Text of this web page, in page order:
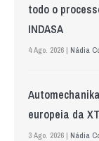
todo o
INDASA
4 Ago. 2026 | Nádia
europeia da
3 Ago. 2026 | Nádia